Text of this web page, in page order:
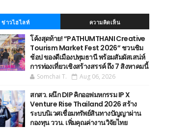
ข่าวไฮไลท์ ความคิดเห็น
โค้งสุดท้าย! “PATHUMTHANI Creative
Tourism Market Fest 2026” ชวนชิม
ช้อป ของดีเมืองปทุมธานี พร้อมสัมผัสเสน่ห์
การท่องเที่ยวเชิงสร้างสรรค์ ถึง 7 สิงหาคมนี้
Somchai T. Aug 06, 2026
สกสว. ผนึก DIP คิกออฟมหกรรม IP X
Venture Rise Thailand 2026 สร้าง
ระบบนิเวศเชื่อมทรัพย์สินทางปัญญาผ่าน
กองทุน ววน. เพิ่มคุณค่างานวิจัยไทย